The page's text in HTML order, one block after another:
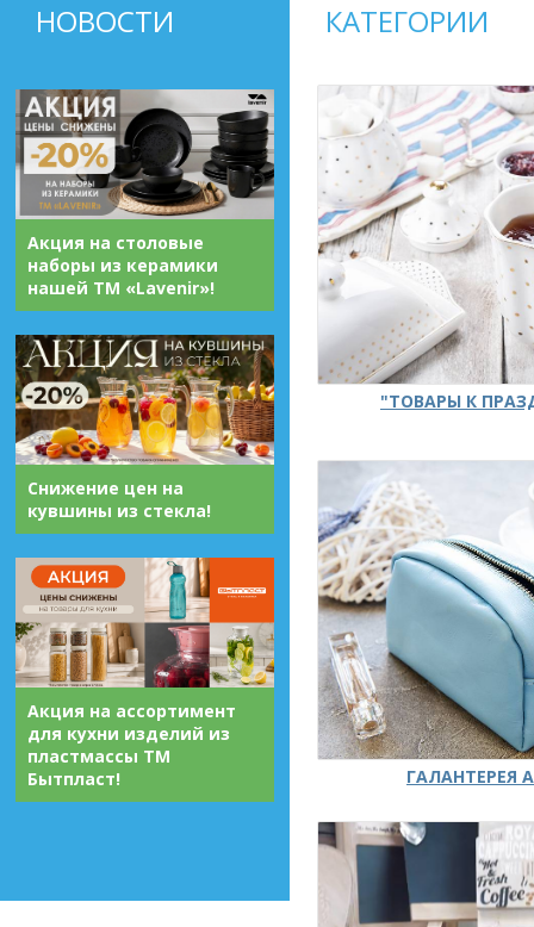
НОВОСТИ
Акция на столовые
наборы из керамики
нашей ТМ «Lavenir»!
Снижение цен на
кувшины из стекла!
Акция на ассортимент
для кухни изделий из
пластмассы ТМ
Бытпласт!
КАТЕГОРИИ
"ТОВАРЫ К
ГАЛАНТЕРЕЯ